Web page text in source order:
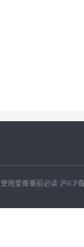
使用爱番番前必读 沪ICP